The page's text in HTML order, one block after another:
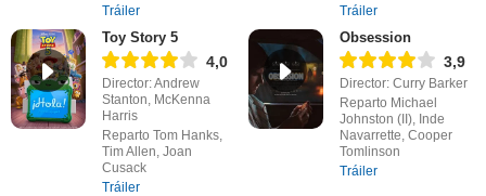
Tráiler
Tráiler
Toy Story 5
4,0
Director: Andrew
Stanton, McKenna
Harris
Reparto Tom Hanks,
Tim Allen, Joan
Cusack
Tráiler
Obsession
3,9
Director: Curry Barker
Reparto Michael
Johnston (II), Inde
Navarrette, Cooper
Tomlinson
Tráiler